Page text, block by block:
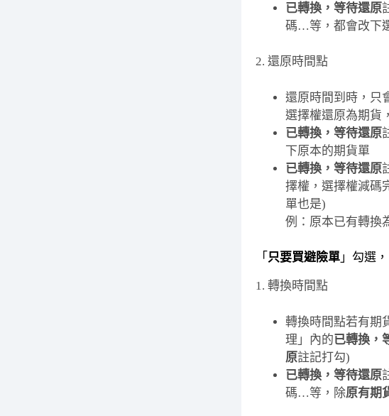
已轉換，等待還原
碼…等，都會改下
2. 還原時間點
還原時間到時，只
選擇權還原為期貨
已轉換，等待還原
下原本的期貨單
已轉換，等待還原
擇權，選擇權減碼
單也是)
例：原本已有轉換
「 只要買避險單」勾選，
1. 轉換時間點
轉換時間點若有期
理」內的已轉換，
原註記打勾)
已轉換，等待還原
碼…等，除原有期